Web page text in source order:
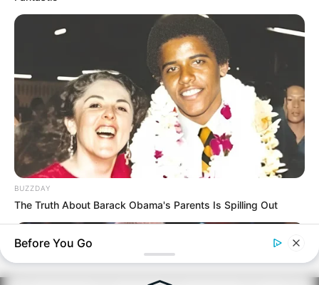
BUZZDAY
The Truth About Barack Obama's Parents Is Spilling Out
Before You Go